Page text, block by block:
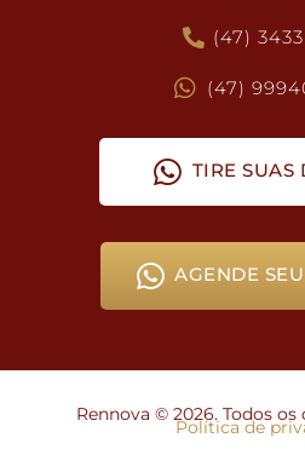
(47)
(47)
TIRE SUAS
AGENDE
Rennova © 2026. Todos
Política de